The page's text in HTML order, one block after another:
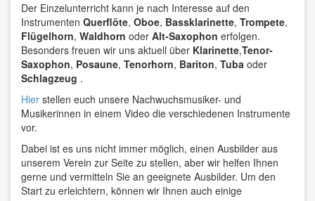
Der Einzelunterricht kann je nach Interesse auf den
Instrumenten Querflöte, Oboe, Bassklarinette, Trompete,
Flügelhorn, Waldhorn oder Alt-Saxophon erfolgen.
Besonders freuen wir uns aktuell über Klarinette,Tenor-
Saxophon, Posaune, Tenorhorn, Bariton, Tuba oder
Schlagzeug .
Hier stellen euch unsere Nachwuchsmusiker- und
Musikerinnen in einem Video die verschiedenen Instrumente
vor.
Dabei ist es uns nicht immer möglich, einen Ausbilder aus
unserem Verein zur Seite zu stellen, aber wir helfen Ihnen
gerne und vermitteln Sie an geeignete Ausbilder. Um den
Start zu erleichtern, können wir Ihnen auch einige